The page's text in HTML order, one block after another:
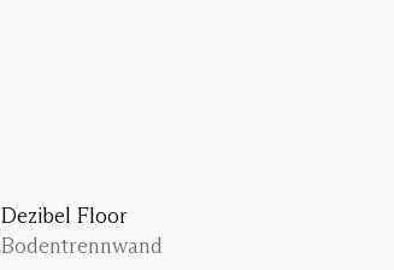
Dezibel Floor
Bodentrennwand